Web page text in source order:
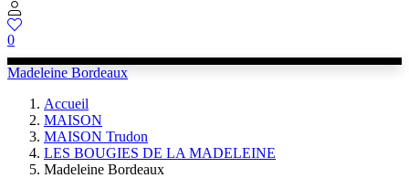
0
Madeleine Bordeaux
Accueil
MAISON
MAISON Trudon
LES BOUGIES DE LA MADELEINE
Madeleine Bordeaux